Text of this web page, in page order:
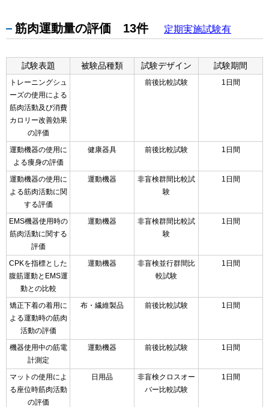
筋肉運動量の評価 13件 定期実施試験有
試験表題 被験品種類 試験デザイン 試験期間
トレーニングシュ
ーズの使用による
筋肉活動及び消費
カロリー改善効果
の評価
前後比較試験 1日間
運動機器の使用に
よる痩身の評価
健康器具 前後比較試験 1日間
運動機器の使用に
よる筋肉活動に関
する評価
運動機器
非盲検群間比較試
験
1日間
EMS機器使用時の
筋肉活動に関する
評価
運動機器
非盲検群間比較試
験
1日間
CPKを指標とした
腹筋運動とEMS運
動との比較
運動機器
非盲検並行群間比
較試験
1日間
矯正下着の着用に
よる運動時の筋肉
活動の評価
布・繊維製品 前後比較試験 1日間
機器使用中の筋電
計測定
運動機器 前後比較試験 1日間
マットの使用によ
る座位時筋肉活動
の評価
日用品
非盲検クロスオー
バー比較試験
1日間